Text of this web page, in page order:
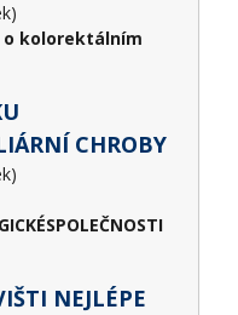
o kolorektálním
CHROBY
NEJLÉPE